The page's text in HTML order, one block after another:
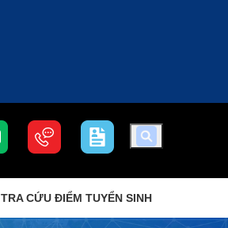
TRA CỨU ĐIỂM TUYỂN SINH